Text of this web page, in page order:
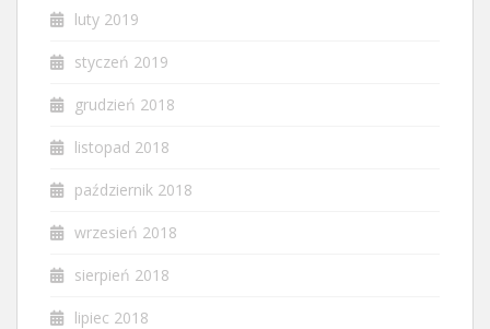
luty 2019
styczeń 2019
grudzień 2018
listopad 2018
październik 2018
wrzesień 2018
sierpień 2018
lipiec 2018